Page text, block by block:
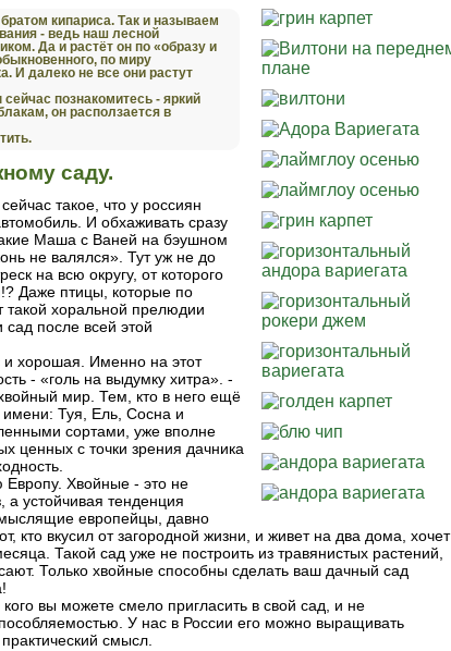
кипариса. Так и называем
- ведь наш лесной
Да и растёт он по «образу и
по миру
И далеко не все они растут
познакомитесь - яркий
он расползается в
саду.
такое, что у россиян
И обхаживать сразу
Маша с Ваней на бэушном
не валялся». Тут уж не до
на всю округу, от которого
Даже птицы, которые по
такой хоральной прелюдии
после всей этой
и хорошая. Именно на этот
- «голь на выдумку хитра». -
мир. Тем, кто в него ещё
имени: Туя, Ель, Сосна и
сортами, уже вполне
ценных с точки зрения дачника
Хвойные - это не
устойчивая тенденция
европейцы, давно
кто вкусил от загородной жизни, и живет на два дома, хочет
Такой сад уже не построить из травянистых растений,
Только хвойные способны сделать ваш дачный сад
вы можете смело пригласить в свой сад, и не
У нас в России его можно выращивать
смысл.